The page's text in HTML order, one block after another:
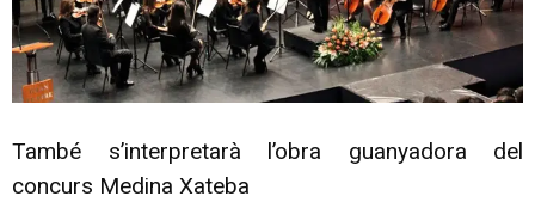
També s’interpretarà l’obra guanyadora del
concurs Medina Xateba